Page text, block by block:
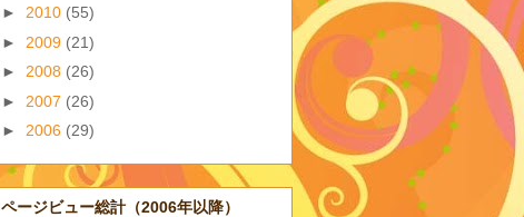
► 2010 (55)
► 2009 (21)
► 2008 (26)
► 2007 (26)
► 2006 (29)
ページビュー総計（2006年以降）